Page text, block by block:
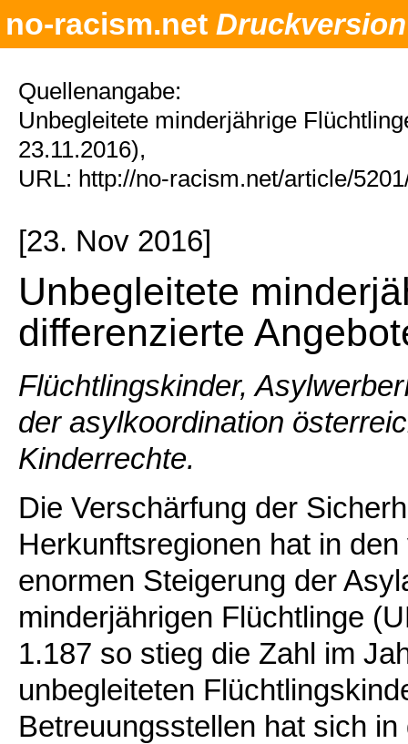
no-racism.net Druckversion
Quellenangabe:
Unbegleitete minderjährige
23.11.2016),
URL: http://no-racism.net/article/
[23. Nov 2016]
Unbegleitete
differenzierte
Flüchtlingskinder,
der asylkoordination
Kinderrechte.
Die Verschärfung der
Herkunftsregionen hat in
enormen Steigerung der
minderjährigen Flüchtlinge
1.187 so stieg die Zahl im
unbegleiteten
Betreuungsstellen hat sich